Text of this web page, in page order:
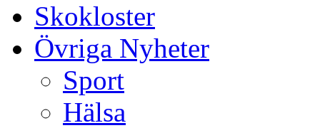
Skokloster
Övriga Nyheter
Sport
Hälsa